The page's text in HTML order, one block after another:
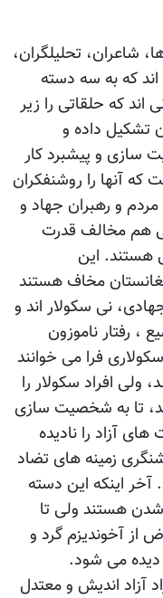
شاعران، تحلیلگران،
اند که به سه دسته
که حلقاتی را زیر
تشکیل داده و
و پیشبرد کار
که آنها را روشنفکران
و رهبران جهاد و
هم مخالف قدرت
هستند. این
مخاف هستند
نی سکولار اند و
، رفتار ناموزون
فرا می خوانند
ولی افراد سکولار را
تا به شخصیت سازی
آزاد را نادیده
زمینه های تضاد
آخر اینکه این دسته
شدن هستند ولی تا
از آخوندیزم گرد و
دیده می شود.
آزاد اندیش و معتدل